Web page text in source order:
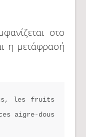
στο
η μετάφρασή
les fruits
aigre-dous